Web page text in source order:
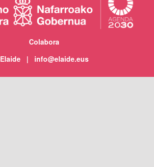
Colabora
Elaide | info@elaide.eus